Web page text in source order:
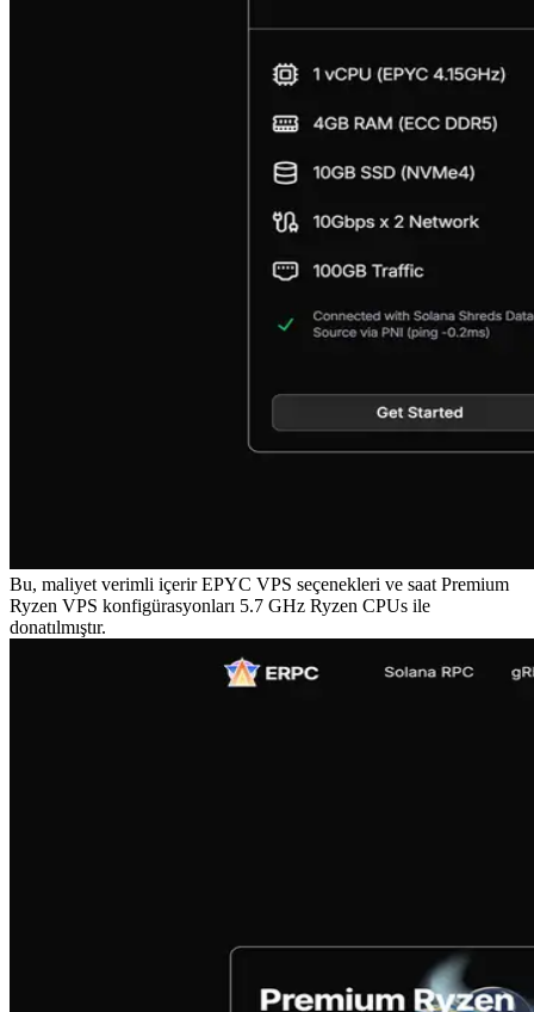
Bu, maliyet verimli içerir EPYC VPS seçenekleri ve saat Premium
Ryzen VPS konfigürasyonları 5.7 GHz Ryzen CPUs ile
donatılmıştır.